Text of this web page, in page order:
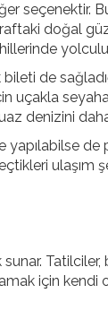
seçenektir.
doğal
de
uçakla
denizini
yapılabilse
ulaşım
için